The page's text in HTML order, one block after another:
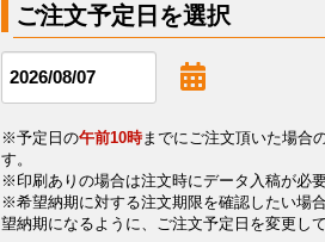
ご注文予定日を選択
※予定日の午前10時までにご注文頂いた場合
す。
※印刷ありの場合は注文時にデータ入稿が必要
※希望納期に対する注文期限を確認したい場
望納期になるように、ご注文予定日を変更して